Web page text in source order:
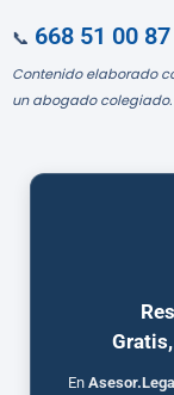
📞 668 51 00 87
Contenido elaborado
un abogado colegiado.
En Asesor.Legal